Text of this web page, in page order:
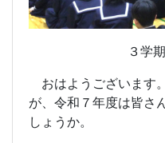
３学
おはようございます
が、令和７年度は皆さ
しょうか。